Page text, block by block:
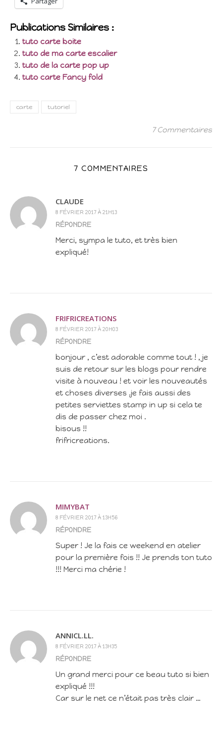
Publications Similaires :
tuto carte boite
tuto de ma carte escalier
tuto de la carte pop up
tuto carte Fancy fold
carte tutoriel
7 Commentaires
7 COMMENTAIRES
CLAUDE
8 FÉVRIER 2017 À 21H13
RÉPONDRE
Merci, sympa le tuto, et très bien
expliqué!
FRIFRICREATIONS
8 FÉVRIER 2017 À 20H03
RÉPONDRE
bonjour , c’est adorable comme tout ! , je
suis de retour sur les blogs pour rendre
visite à nouveau ! et voir les nouveautés
et choses diverses .je fais aussi des
petites serviettes stamp in up si cela te
dis de passer chez moi .
bisous !!
frifricreations.
MIMYBAT
8 FÉVRIER 2017 À 13H56
RÉPONDRE
Super ! Je la fais ce weekend en atelier
pour la première fois !! Je prends ton tuto
!!! Merci ma chérie !
ANNICL.LL.
8 FÉVRIER 2017 À 13H35
RÉPONDRE
Un grand merci pour ce beau tuto si bien
expliqué !!!
Car sur le net ce n’était pas très clair …